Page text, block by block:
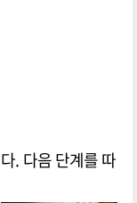
. 다음 단계를 따